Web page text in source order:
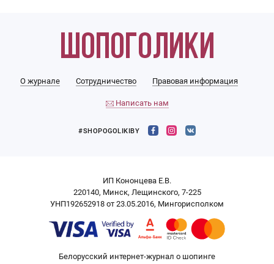
О журнале Сотрудничество Правовая информация
Написать нам
#SHOPOGOLIKIBY
ИП Кононцева Е.В.
220140, Минск, Лещинского, 7-225
УНП192652918 от 23.05.2016, Мингорисполком
Белорусский интернет-журнал о шопинге